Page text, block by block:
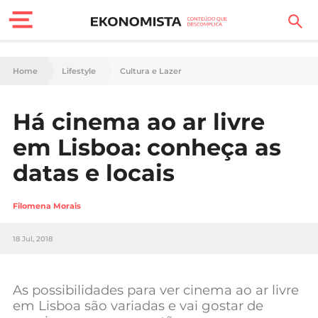
Finanças Pessoais
Carreira
Casa
Lifestyle
Sociedade
Negócios
Home Lifestyle Cultura e Lazer
Há cinema ao ar livre
em Lisboa: conheça as
datas e locais
Filomena Morais
18 Jul, 2018
As possibilidades para ver cinema ao ar livre
em Lisboa são variadas e vai gostar de